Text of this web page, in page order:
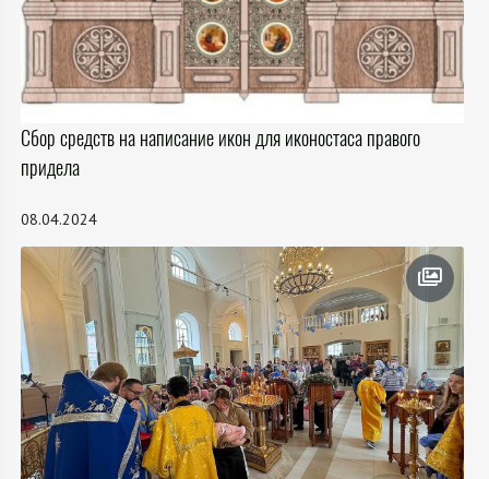
Сбор средств на написание икон для иконостаса правого
придела
08.04.2024